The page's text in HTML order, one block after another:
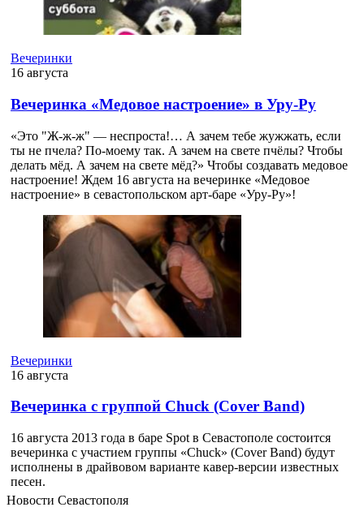
Вечеринки
16 августа
Вечеринка «Медовое настроение» в Уру-Ру
«Это "Ж-ж-ж" — неспроста!… А зачем тебе жужжать, если
ты не пчела? По-моему так. А зачем на свете пчёлы? Чтобы
делать мёд. А зачем на свете мёд?» Чтобы создавать медовое
настроение! Ждем 16 августа на вечеринке «Медовое
настроение» в севастопольском арт-баре «Уру-Ру»!
Вечеринки
16 августа
Вечеринка с группой Chuck (Cover Band)
16 августа 2013 года в баре Spot в Севастополе состоится
вечеринка с участием группы «Chuck» (Cover Band) будут
исполнены в драйвовом варианте кавер-версии известных
песен.
Новости Севастополя